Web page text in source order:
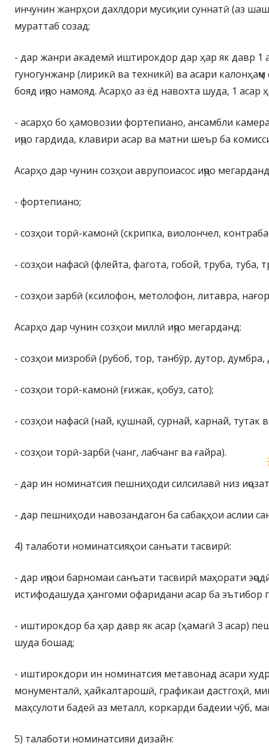
инчунин жанрҳои дахлдори мусиқии суннатӣ (аз
мураттаб созад;
- дар жанри академӣ иштирокдор дар ҳар як давр 1
гуногунжанр (лирикӣ ва техникӣ) ва асари
бояд иҷро намояд. Асарҳо аз ёд навохта шуда, 1
- асарҳо бо ҳамовозии фортепиано, ансамбли
иҷро гардида, клавири асар ва матни шеър ба
Асарҳо дар чунин созҳои аврупоиасос иҷро
- фортепиано;
- созҳои торӣ-камонӣ (скрипка, виолончел,
- созҳои нафасӣ (флейта, фагота, гобой, труба,
- созҳои зарбӣ (ксилофон, метолофон, литавра,
Асарҳо дар чунин созҳои миллӣ иҷро мегарданд:
- созҳои мизробӣ (рубоб, тор, танбӯр, дутор,
- созҳои торӣ-камонӣ (ғижак, қобуз, сато);
- созҳои нафасӣ (най, қушнай, сурнай, карнай, тутак
- созҳои торӣ-зарбӣ (чанг, лабчанг ва ғайра).
- дар ин номинатсия пешниҳоди силсилавӣ низ
- дар пешниҳоди навозандагон ба сабақҳои аслии
4) талаботи номинатсияҳои санъати тасвирӣ:
- дар иҷрои барномаи санъати тасвирӣ маҳорати
истифодашуда ҳангоми офаридани асар ба эътибор
- иштирокдор ба ҳар давр як асар (ҳамагӣ 3 асар)
шуда бошад;
- иштирокдори ин номинатсия метавонад асари
монументалӣ, ҳайкалтарошӣ, графикаи дастгоҳӣ,
маҳсулоти бадеӣ аз металл, коркарди бадеии чӯб,
5) талаботи номинатсияи дизайн: